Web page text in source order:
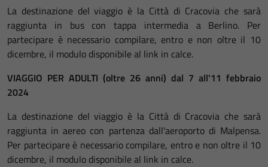
La destinazione del viaggio è la Città di Cracovia che sarà
raggiunta in bus con tappa intermedia a Berlino. Per
partecipare è necessario compilare, entro e non oltre il 10
dicembre, il modulo disponibile al link in calce.
VIAGGIO PER ADULTI (oltre 26 anni) dal 7 all'11 febbraio
2024
La destinazione del viaggio è la Città di Cracovia che sarà
raggiunta in aereo con partenza dall'aeroporto di Malpensa.
Per partecipare è necessario compilare, entro e non oltre il 10
dicembre, il modulo disponibile al link in calce.